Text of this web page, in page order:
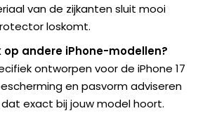
van de zijkanten sluit mooi
loskomt.
andere iPhone-modellen?
ontworpen voor de iPhone 17
en pasvorm adviseren
exact bij jouw model hoort.